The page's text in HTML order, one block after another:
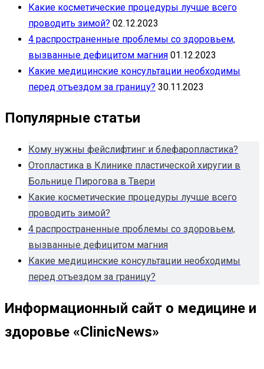
Какие косметические процедуры лучше всего
проводить зимой? 02.12.2023
4 распространенные проблемы со здоровьем,
вызванные дефицитом магния 01.12.2023
Какие медицинские консультации необходимы
перед отъездом за границу? 30.11.2023
Популярные статьи
Кому нужны фейслифтинг и блефаропластика?
Отопластика в Клинике пластической хиругии в
Больнице Пирогова в Твери
Какие косметические процедуры лучше всего
проводить зимой?
4 распространенные проблемы со здоровьем,
вызванные дефицитом магния
Какие медицинские консультации необходимы
перед отъездом за границу?
Информационный сайт о медицине и
здоровье «ClinicNews»